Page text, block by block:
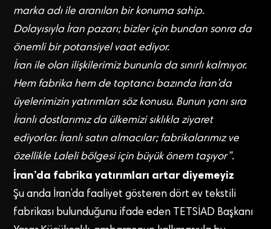
marka adı ile aranılan bir konuma sahip.
Dolayısıyla İran pazarı; bizler için bundan sonra da
önemli bir potansiyel vaat ediyor.
İran ile olan ilişkilerimiz bununla da sınırlı kalmıyor.
Hem fabrika hem de toptancı bazında İran’da
üyelerimizin yatırımları söz konusu. Bunun yanı sıra
İranlı dostlarımız da ülkemizi sıklıkla ziyaret
ediyorlar. İranlı satın almacılar; fabrikalarımız ve
özellikle Laleli bölgesi için büyük önem taşıyor”.
İran’da fabrika yatırımları artar diyemeyiz
Şu anda İran’da faaliyet gösteren dört ev tekstili
fabrikası bulunduğunu ifade eden TETSİAD Başkanı